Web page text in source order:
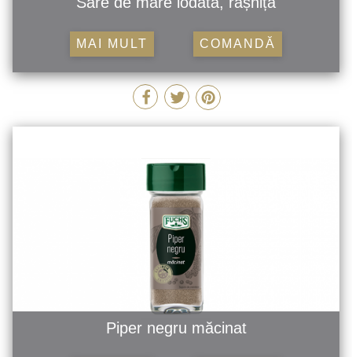
MAI MULT COMANDĂ
Piper negru măcinat